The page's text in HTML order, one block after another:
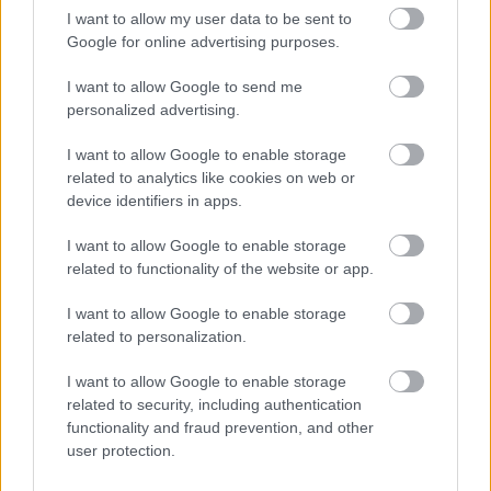
I want to allow my user data to be sent to
Google for online advertising purposes.
I want to allow Google to send me
personalized advertising.
I want to allow Google to enable storage
related to analytics like cookies on web or
device identifiers in apps.
I want to allow Google to enable storage
related to functionality of the website or app.
I want to allow Google to enable storage
related to personalization.
I want to allow Google to enable storage
related to security, including authentication
functionality and fraud prevention, and other
user protection.
3. miejscu.
Poniżej znajdziesz także ostatnie mecze obu drużyn oraz statystyki
Czarnovia Czarna vs. DAP Dębica - relacja, wynik na żywo,
transmisja
Wynik meczu Czarnovia Czarna - DAP Dębica znajdziesz na naszej stronie
zaraz po jego zakończeniu. Jeżeli szukasz informacji meczowych, zajrzyj
Czarnovia Czarna vs. DAP Dębica - wynik, składy, strzelcy
Jeżeli w internecie lub TV dostępna jest
albo innych spotkań Dębica > Klasa
A na pewno znajdziesz takie informacje na naszym portalu. Możliwe
jednak, że nigdzie nie pojawi się stream online z tego pojedynku. Śledź
Asseco Resovia| Developres Rzeszów |ITA TOOLS Stal Mielec
Cellfast Wilki Krosno| Texom Stal Rzeszów|Stal Mielec
Motor Lublin|Stal Rzeszów| Stal Stalowa Wola|Wisła Kraków
Resovia|Wieczysta Kraków